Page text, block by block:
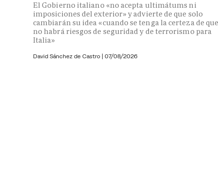
El Gobierno italiano «no acepta ultimátums ni
imposiciones del exterior» y advierte de que solo
cambiarán su idea «cuando se tenga la certeza de
no habrá riesgos de seguridad y de terrorismo para
Italia»
David Sánchez de Castro | 07/08/2026